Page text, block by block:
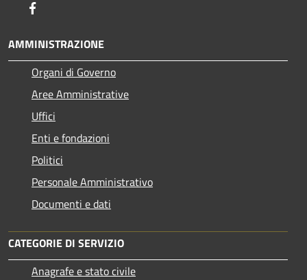
AMMINISTRAZIONE
Organi di Governo
Aree Amministrative
Uffici
Enti e fondazioni
Politici
Personale Amministrativo
Documenti e dati
CATEGORIE DI SERVIZIO
Anagrafe e stato civile